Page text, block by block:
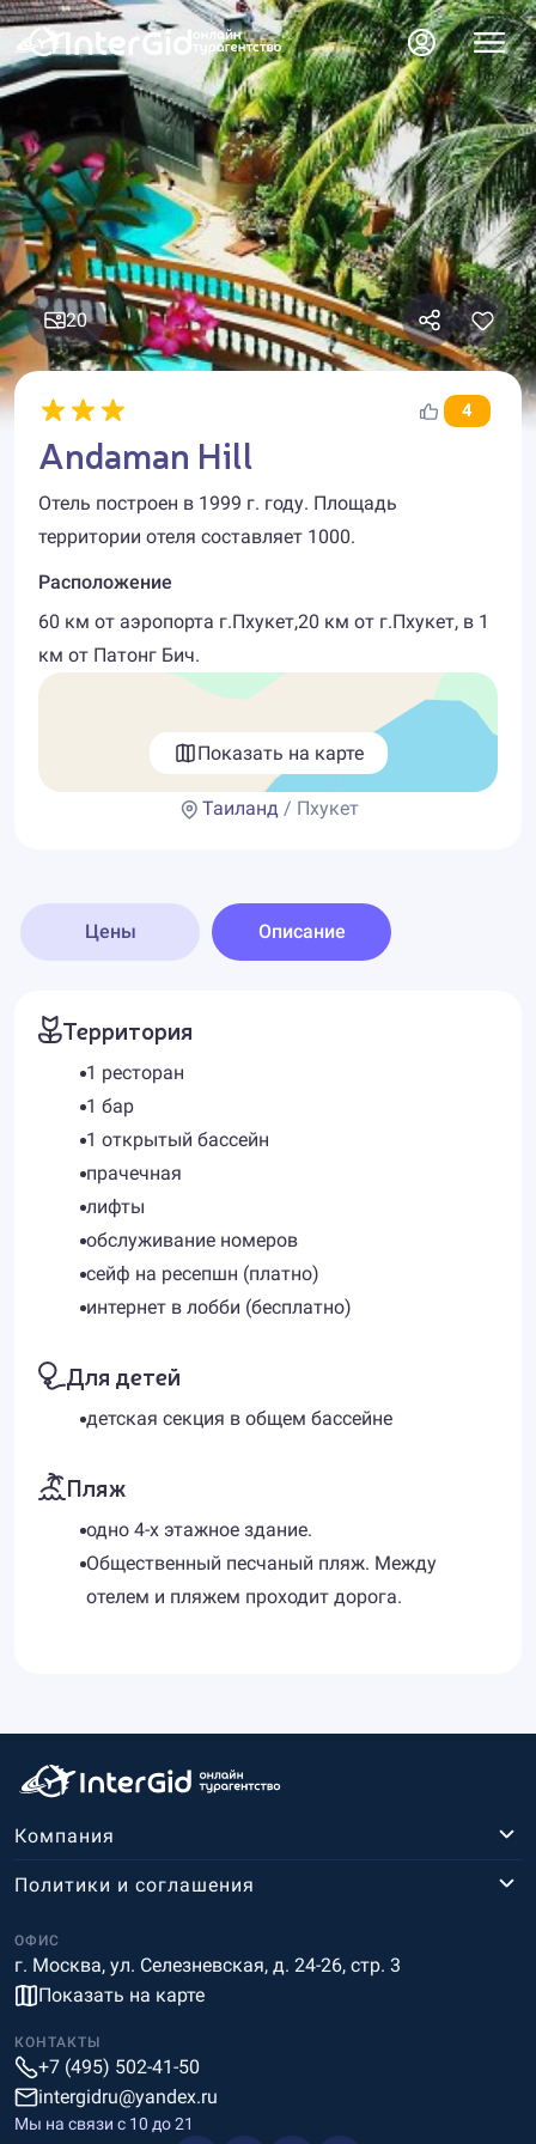
20
4
Andaman Hill
Отель построен в 1999 г. году. Площадь
территории отеля составляет 1000.
Расположение
60 км от аэропорта г.Пхукет,20 км от г.Пхукет, в 1
км от Патонг Бич.
Показать на карте
Таиланд / Пхукет
Цены Описание
Территория
1 ресторан
1 бар
1 открытый бассейн
прачечная
лифты
обслуживание номеров
сейф на ресепшн (платно)
интернет в лобби (бесплатно)
Для детей
детская секция в общем бассейне
Пляж
одно 4-х этажное здание.
Общественный песчаный пляж. Между
отелем и пляжем проходит дорога.
Компания
ОФИС
г. Москва, ул. Селезневская, д. 24-26, стр. 3
Показать на карте
Политики и соглашения
КОНТАКТЫ
+7 (495) 502-41-50
intergidru@yandex.ru
Мы на связи c 10 до 21